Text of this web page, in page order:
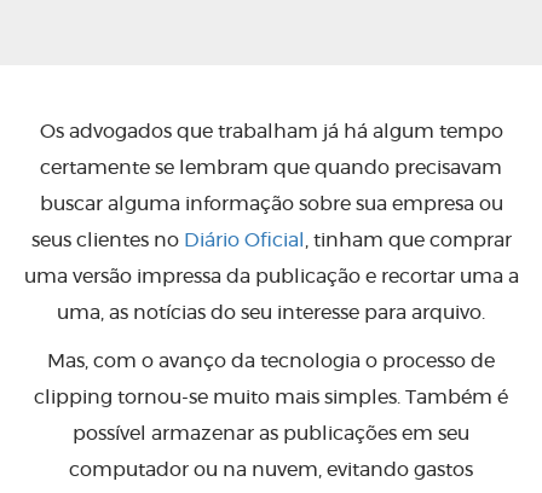
Os advogados que trabalham já há algum tempo
certamente se lembram que quando precisavam
buscar alguma informação sobre sua empresa ou
seus clientes no Diário Oficial
, tinham que comprar
uma versão impressa da publicação e recortar uma a
uma, as notícias do seu interesse para arquivo.
Mas, com o avanço da tecnologia o processo de
clipping tornou-se muito mais simples. Também é
possível armazenar as publicações em seu
computador ou na nuvem, evitando gastos